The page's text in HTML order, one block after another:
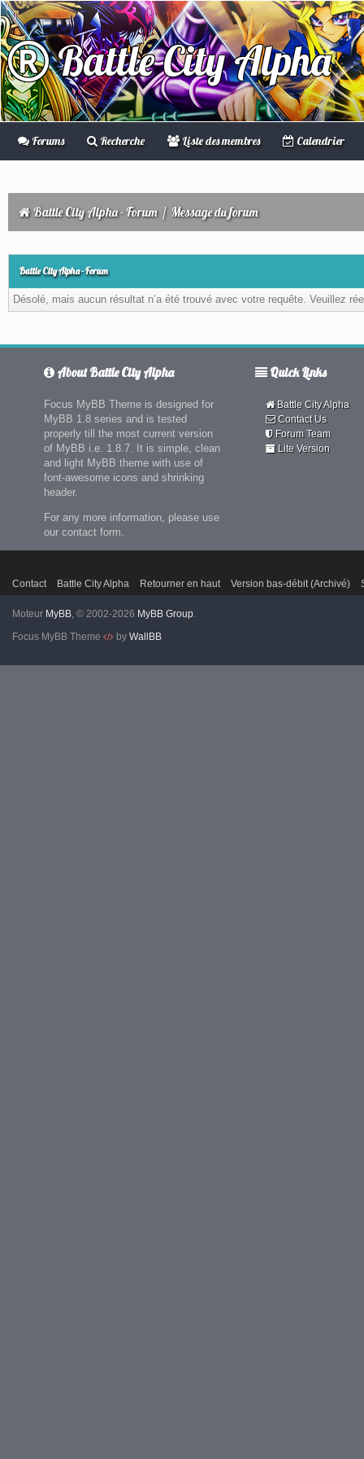
Battle City Alpha
Forums Recherche Liste des membres Calendrier
Battle City Alpha - Forum / Message du forum
Battle City Alpha - Forum
Désolé, mais aucun résultat n’a été trouvé avec votre requête. Veuillez
About Battle City Alpha
Focus MyBB Theme is designed for
MyBB 1.8 series and is tested
properly till the most current version
of MyBB i.e. 1.8.7. It is simple, clean
and light MyBB theme with use of
font-awesome icons and shrinking
header.
For any more information, please use
our contact form.
Quick Links
Battle City Alpha
Contact Us
Forum Team
Lite Version
Contact Battle City Alpha Retourner en haut Version bas-débit (Archivé)
Moteur MyBB, © 2002-2026 MyBB Group.
Focus MyBB Theme
by WallBB